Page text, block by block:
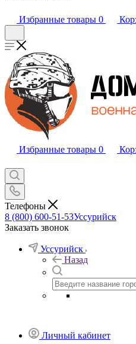
Избранные товары 0
Избранные товары 0
Телефоны
8 (800) 600-51-53Уссурийск
Заказать звонок
Уссурийск
Назад
Личный кабинет